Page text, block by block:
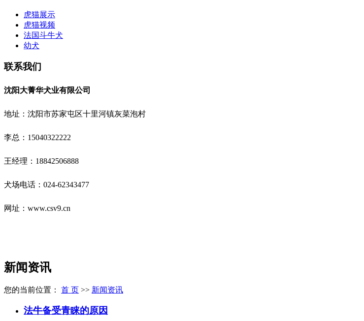
虎猫展示
虎猫视频
法国斗牛犬
幼犬
联系我们
沈阳大菁华犬业有限公司
地址：沈阳市苏家屯区十里河镇灰菜泡村
李总：15040322222
王经理：18842506888
犬场电话：024-62343477
网址：www.csv9.cn
新闻资讯
您的当前位置： 首 页 >> 新闻资讯
法牛备受青睐的原因